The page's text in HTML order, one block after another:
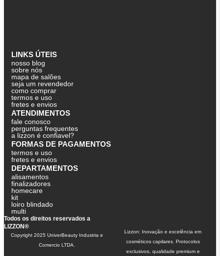
LINKS ÚTEIS
nosso blog
sobre nós
mapa de salões
seja um revendedor
como comprar
termos e uso
fretes e envios
ATENDIMENTOS
fale conosco
perguntas frequentes
a lizzon é confiavel?
FORMAS DE PAGAMENTOS
termos e uso
fretes e envios
DEPARTAMENTOS
alisamentos
finalizadores
homecare
kit
loiro blindado
multi
Todos os direitos reservados a
LIZZON®
Copyright 2025 UniverBeauty Industria e
Comercio LTDA.
Lizzon: Inovação e excelência em
cosméticos capilares. Protocolos
exclusivos, qualidade premium e